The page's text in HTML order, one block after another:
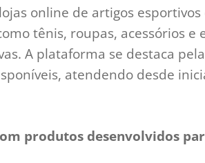
online de artigos
tênis, roupas, acessórios e
A plataforma se destaca
atendendo desde
produtos desenvolvidos